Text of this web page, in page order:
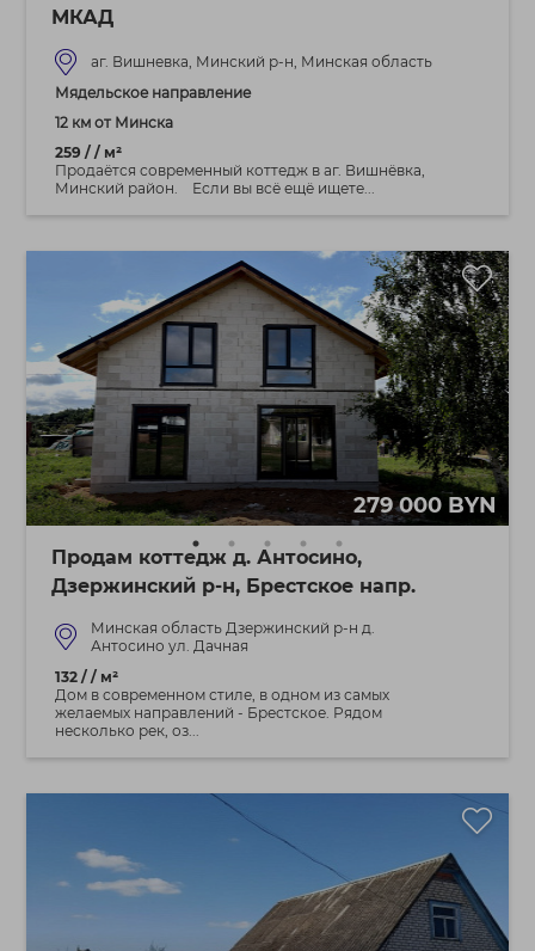
МКАД
аг. Вишневка, Минский р-н, Минская область
Мядельское направление
12 км от Минска
259 / / м²
Продаётся современный коттедж в аг. Вишнёвка,
Минский район. Если вы всё ещё ищете...
279 000 BYN
Продам коттедж д. Антосино,
Дзержинский р-н, Брестское напр.
Минская область Дзержинский р-н д.
Антосино ул. Дачная
132 / / м²
Дом в современном стиле, в одном из самых
желаемых направлений - Брестское. Рядом
несколько рек, оз...